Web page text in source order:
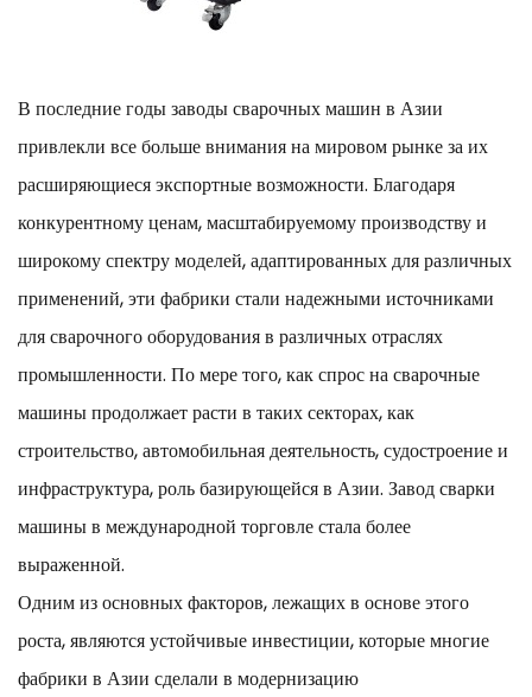
В последние годы заводы сварочных машин в Азии
привлекли все больше внимания на мировом рынке за их
расширяющиеся экспортные возможности. Благодаря
конкурентному ценам, масштабируемому производству и
широкому спектру моделей, адаптированных для различных
применений, эти фабрики стали надежными источниками
для сварочного оборудования в различных отраслях
промышленности. По мере того, как спрос на сварочные
машины продолжает расти в таких секторах, как
строительство, автомобильная деятельность, судостроение и
инфраструктура, роль базирующейся в Азии. Завод сварки
машиныв международной торговле стала более
выраженной.
Одним из основных факторов, лежащих в основе этого
роста, являются устойчивые инвестиции, которые многие
фабрики в Азии сделали в модернизацию